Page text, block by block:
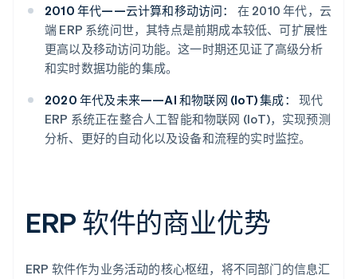
2010 年代——云计算和移动访问：
在 2010 年代，云
端 ERP 系统问世，其特点是前期成本较低、可扩展性
更高以及移动访问功能。这一时期还见证了高级分析
和实时数据功能的集成。
2020 年代及未来——AI 和物联网 (IoT) 集成：
现代
ERP 系统正在整合人工智能和物联网 (IoT)，实现预测
分析、更好的自动化以及设备和流程的实时监控。
ERP 软件的商业优势
ERP 软件作为业务活动的核心枢纽，将不同部门的信息汇